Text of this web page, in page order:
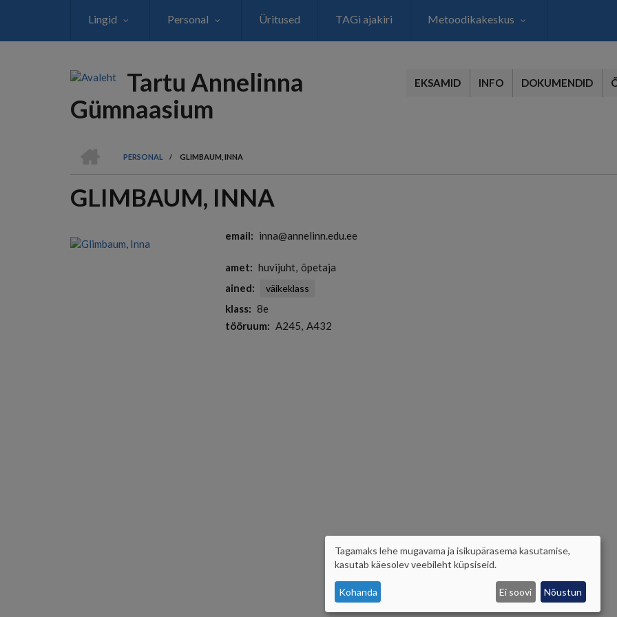
Lingid Personal Üritused TAGi ajakiri Metoodikakeskus
Tartu Annelinna
Gümnaasium
EKSAMID INFO DOKUMENDID
LEIVAPURU
PERSONAL
/ GLIMBAUM, INNA
GLIMBAUM, INNA
email inna@annelinn.edu.ee
amet huvijuht õpetaja
ained
väikeklass
klass
8e
tööruum
A245 A432
ISIKUANDMETE
JA
Tagamaks lehe mugavama ja isikupärasema kasutamise,
kasutab käesolev veebileht küpsiseid.
Kohanda Ei soovi Nõustun